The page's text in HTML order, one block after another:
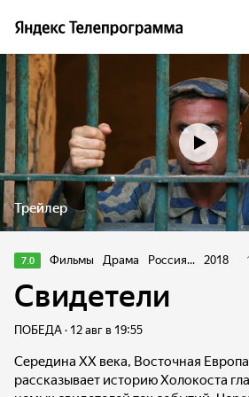
Трейлер
7.0 Фильмы Драма Россия... 2018
Свидетели
ПОБЕДА · 12 авг в 19:55
Середина ХХ века, Восточная
рассказывает историю Холокоста